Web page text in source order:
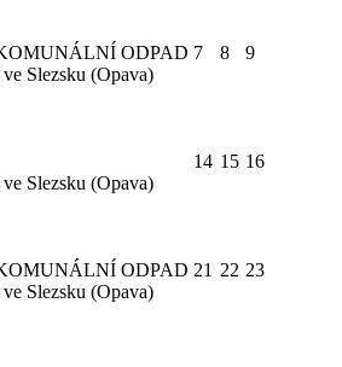
ODPAD
Slezsku (Opava)
7 8 9
Slezsku (Opava)
14 15 16
ODPAD
Slezsku (Opava)
21 22 23